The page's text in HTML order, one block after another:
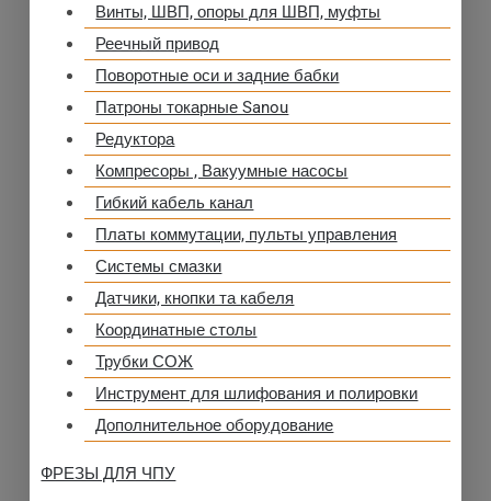
Винты, ШВП, опоры для ШВП, муфты
Реечный привод
Поворотные оси и задние бабки
Патроны токарные Sanou
Редуктора
Компресоры , Вакуумные насосы
Гибкий кабель канал
Платы коммутации, пульты управления
Системы смазки
Датчики, кнопки та кабеля
Координатные столы
Трубки СОЖ
Инструмент для шлифования и полировки
Дополнительное оборудование
ФРЕЗЫ ДЛЯ ЧПУ